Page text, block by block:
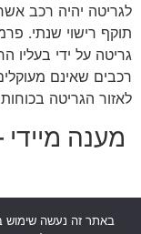
תוקף רישוי שנתי.
גריטה על ידי בעליו
רכבים שאינם
לאזור הגריטה